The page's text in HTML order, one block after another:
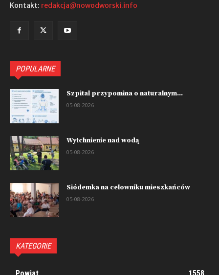
Kontakt: redakcja@nowodworski.info
POPULARNE
Szpital przypomina o naturalnym...
05-08-2026
Wytchnienie nad wodą
05-08-2026
Siódemka na celowniku mieszkańców
05-08-2026
KATEGORIE